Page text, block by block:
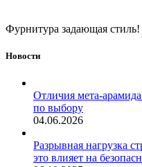
Фурнитура задающая стиль!
Новости
Отличия мета-
по выбору
04.06.2026
Разрывная нагрузка
это влияет на